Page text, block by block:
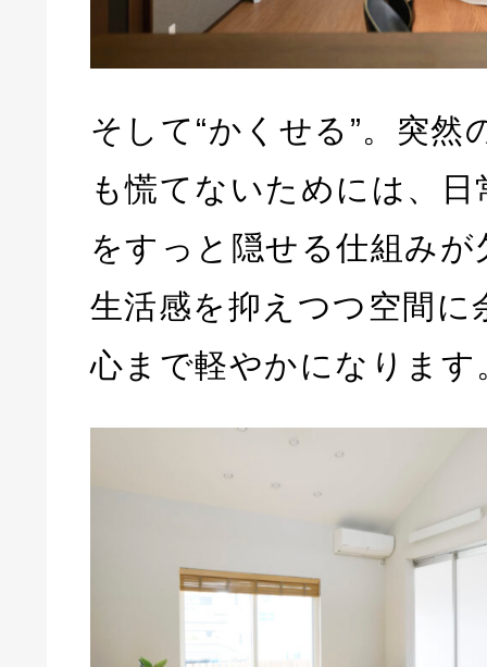
そして“かくせる”。突然
も慌てないためには、
をすっと隠せる仕組み
生活感を抑えつつ空間に
心まで軽やかになります